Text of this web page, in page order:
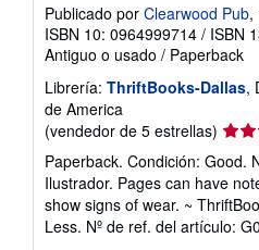
Publicado por Clearwood Pub,
ISBN 10: 0964999714 / ISBN
Antiguo o usado / Paperback
Librería: ThriftBooks-Dallas,
de America
(vendedor de 5 estrellas)
del
5
de
5
Paperback. Condición: Good.
Ilustrador. Pages can have
show signs of wear. ~
Less. Nº de ref. del artículo: